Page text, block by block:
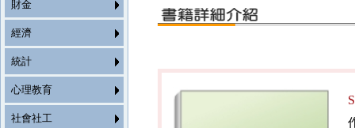
財金
經濟
統計
心理教育
社會社工